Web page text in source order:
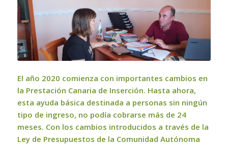
El año 2020 comienza con importantes cambios en
la Prestación Canaria de Inserción. Hasta ahora,
esta ayuda básica destinada a personas sin ningún
tipo de ingreso, no podía cobrarse más de 24
meses. Con los cambios introducidos a través de la
Ley de Presupuestos de la Comunidad Autónoma